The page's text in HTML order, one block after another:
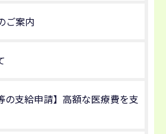
ご案内
の支給申請】高額な医療費を支